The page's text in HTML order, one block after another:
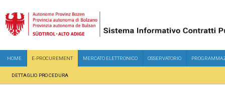
HOME E-PROCUREMENT MERCATO ELETTRONICO OSSERVATORIO
DETTAGLIO PROCEDURA